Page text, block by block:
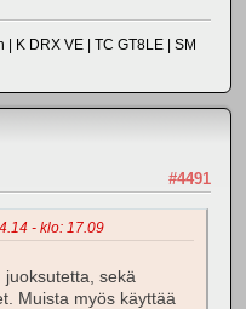
K DRX VE | TC GT8LE | SM
#4491
- klo: 17.09
juoksutetta, sekä
Muista myös käyttää